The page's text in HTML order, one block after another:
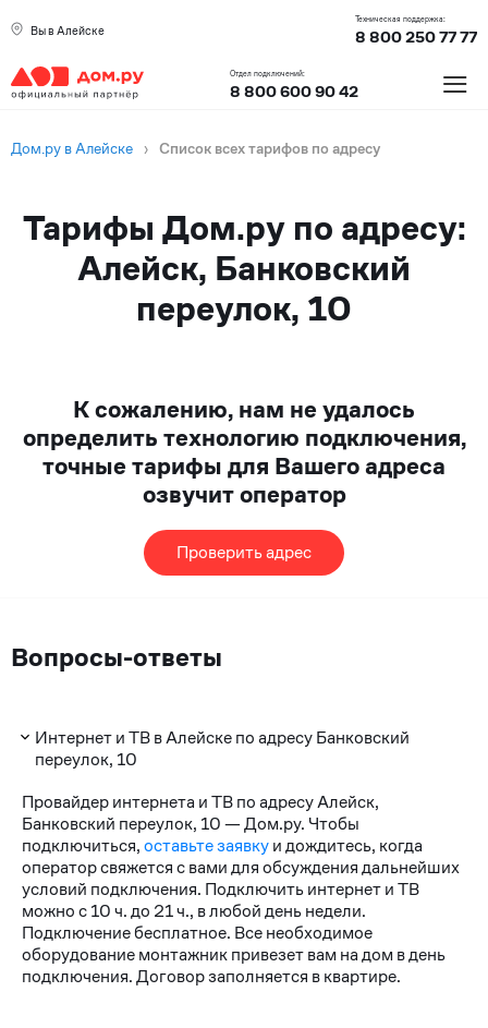
Вы в Алейске
Техническая поддержка:
8 800 250 77 77
Отдел подключений:
8 800 600 90 42 ≡
Дом.ру в Алейске › Список всех тарифов по адресу
Тарифы Дом.ру по адресу:
Алейск, Банковский
переулок, 10
К сожалению, нам не удалось
определить технологию подключения,
точные тарифы для Вашего адреса
озвучит оператор
Проверить адрес
Вопросы-ответы
Интернет и ТВ в Алейске по адресу Банковский
переулок, 10
Провайдер интернета и ТВ по адресу Алейск,
Банковский переулок, 10 — Дом.ру. Чтобы
подключиться,оставьте заявкуи дождитесь, когда
оператор свяжется с вами для обсуждения дальнейших
условий подключения. Подключить интернет и ТВ
можно с 10 ч. до 21 ч., в любой день недели.
Подключение бесплатное. Все необходимое
оборудование монтажник привезет вам на дом в день
подключения. Договор заполняется в квартире.